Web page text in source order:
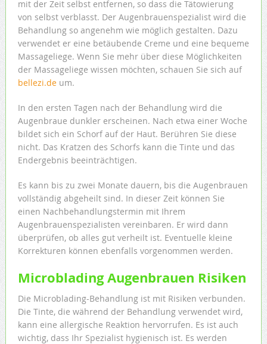
mit der Zeit selbst entfernen, so dass die Tätowierung
von selbst verblasst. Der Augenbrauenspezialist wird die
Behandlung so angenehm wie möglich gestalten. Dazu
verwendet er eine betäubende Creme und eine bequeme
Massageliege. Wenn Sie mehr über diese Möglichkeiten
der Massageliege wissen möchten, schauen Sie sich auf
bellezi.deum.
In den ersten Tagen nach der Behandlung wird die
Augenbraue dunkler erscheinen. Nach etwa einer Woche
bildet sich ein Schorf auf der Haut. Berühren Sie diese
nicht. Das Kratzen des Schorfs kann die Tinte und das
Endergebnis beeinträchtigen.
Es kann bis zu zwei Monate dauern, bis die Augenbrauen
vollständig abgeheilt sind. In dieser Zeit können Sie
einen Nachbehandlungstermin mit Ihrem
Augenbrauenspezialisten vereinbaren. Er wird dann
überprüfen, ob alles gut verheilt ist. Eventuelle kleine
Korrekturen können ebenfalls vorgenommen werden.
Microblading Augenbrauen Risiken
Die Microblading-Behandlung ist mit Risiken verbunden.
Die Tinte, die während der Behandlung verwendet wird,
kann eine allergische Reaktion hervorrufen. Es ist auch
wichtig, dass Ihr Spezialist hygienisch ist. Es werden